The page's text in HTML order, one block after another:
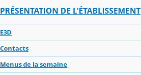
PRÉSENTATION DE L'ÉTABLISSEMENT
E3D
Contacts
Menus de la semaine